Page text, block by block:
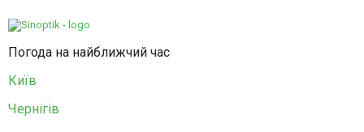
Погода на найближчий час
Київ
Чернігів